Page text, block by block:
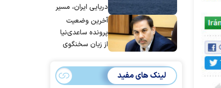
پاکستان می
پیوندد
دریایی ایران، مسیر
بیش از ۵۰ کشتی را
تغییر داده‌ایم
آخرین وضعیت
پرونده ساعدی‌نیا
از زبان سخنگوی
لینک های مفید